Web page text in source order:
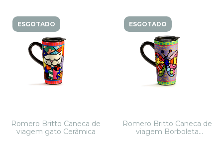
ESGOTADO
Romero Britto Caneca de
viagem gato Cerâmica
ESGOTADO
Romero Britto Caneca de
viagem Borboleta